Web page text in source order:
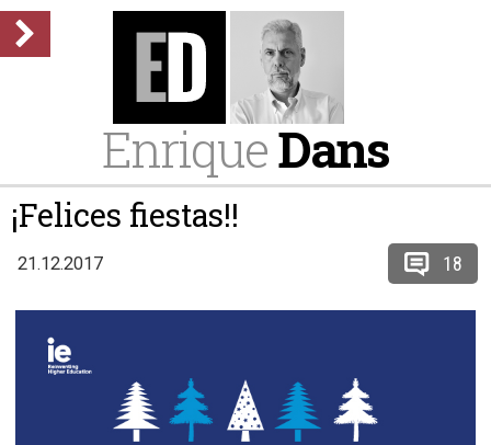
EnriqueDans
¡Felices fiestas!!
21.12.2017 18